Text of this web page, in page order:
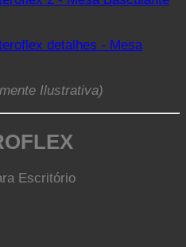
Ilustrativa)
Escritório